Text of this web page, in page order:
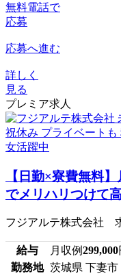
無料電話で
応募
応募へ進む
詳しく
見る
プレミア求人
【日勤×寮費無料
でメリハリつけて
フジアルテ株式会社
給与 月収例299,000
勤務地 茨城県 下妻市